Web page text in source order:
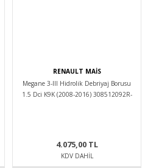
RENAULT MAİS
Megane 3-III Hidrolik Debriyaj Borusu
1.5 Dci K9K (2008-2016) 308512092R-
4.075,00 TL
KDV DAHIL